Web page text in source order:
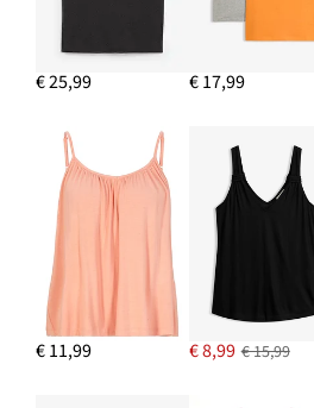
Shopper
€ 28,99-17%
IN WINKELMANDJE
Gebreide rok
€ 36,99
IN WINKELMANDJE
€ 25,99 € 17,99
€ 11,99 € 8,99 € 15,99